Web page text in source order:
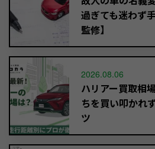
過ぎても迷わず
監修】
2026.08.06
ハリアー買取相
ちを買い叩かれ
ツ